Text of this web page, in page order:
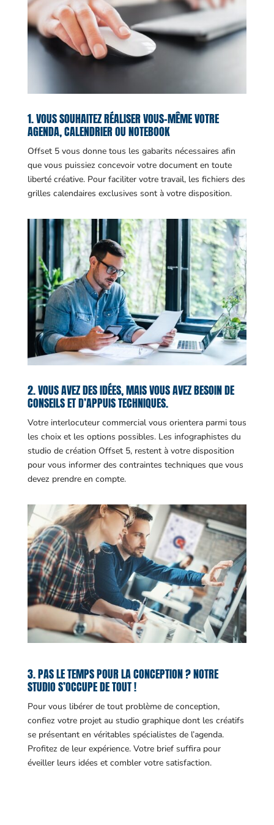
1. VOUS SOUHAITEZ RÉALISER VOUS-MÊME VOTRE
AGENDA, CALENDRIER OU NOTEBOOK
Offset 5 vous donne tous les gabarits nécessaires afin
que vous puissiez concevoir votre document en toute
liberté créative. Pour faciliter votre travail, les fichiers des
grilles calendaires exclusives sont à votre disposition.
2. VOUS AVEZ DES IDÉES, MAIS VOUS AVEZ BESOIN DE
CONSEILS ET D’APPUIS TECHNIQUES.
Votre interlocuteur commercial vous orientera parmi tous
les choix et les options possibles. Les infographistes du
studio de création Offset 5, restent à votre disposition
pour vous informer des contraintes techniques que vous
devez prendre en compte.
3. PAS LE TEMPS POUR LA CONCEPTION ? NOTRE
STUDIO S’OCCUPE DE TOUT !
Pour vous libérer de tout problème de conception,
confiez votre projet au studio graphique dont les créatifs
se présentant en véritables spécialistes de l’agenda.
Profitez de leur expérience. Votre brief suffira pour
éveiller leurs idées et combler votre satisfaction.